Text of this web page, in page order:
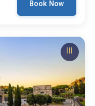
Book Now
III